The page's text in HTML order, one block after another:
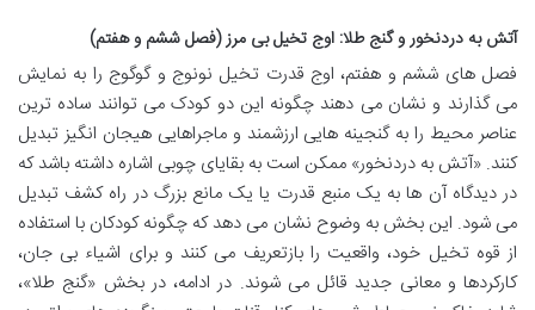
آتش به دردنخور و گنج طلا: اوج تخیل بی مرز (فصل ششم و هفتم)
فصل های ششم و هفتم، اوج قدرت تخیل نونوج و گوگوج را به نمایش
می گذارند و نشان می دهند چگونه این دو کودک می توانند ساده ترین
عناصر محیط را به گنجینه هایی ارزشمند و ماجراهایی هیجان انگیز تبدیل
کنند. «آتش به دردنخور» ممکن است به بقایای چوبی اشاره داشته باشد که
در دیدگاه آن ها به یک منبع قدرت یا یک مانع بزرگ در راه کشف تبدیل
می شود. این بخش به وضوح نشان می دهد که چگونه کودکان با استفاده
از قوه تخیل خود، واقعیت را بازتعریف می کنند و برای اشیاء بی جان،
کارکردها و معانی جدید قائل می شوند. در ادامه، در بخش «گنج طلا»،